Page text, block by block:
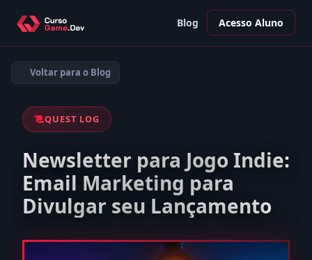
Blog Acesso Aluno
Voltar para o Blog
QUEST LOG
Newsletter para Jogo Indie:
Email Marketing para
Divulgar seu Lançamento